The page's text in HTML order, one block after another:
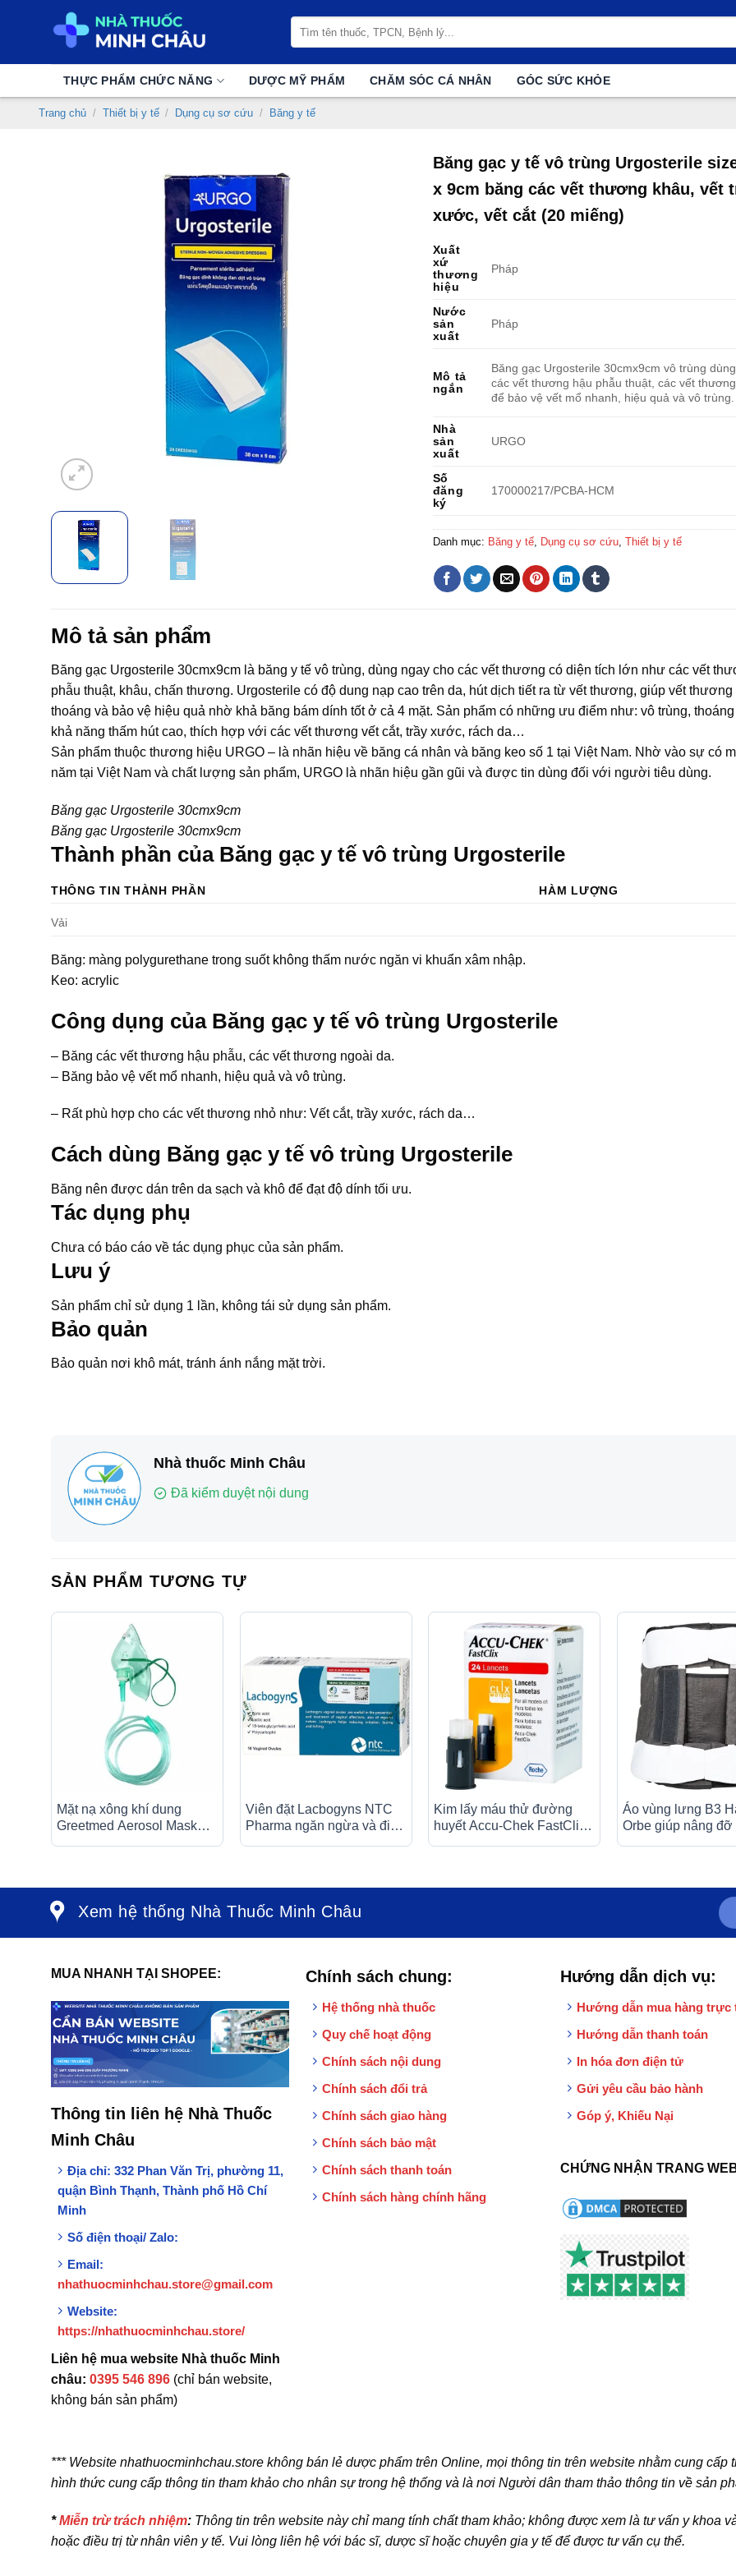
kiếm:
THỰC PHẨM CHỨC NĂNG DƯỢC MỸ PHẨM CHĂM SÓC CÁ NHÂN GÓC SỨC KHỎE
Trang chủ / Thiết bị y tế / Dụng cụ sơ cứu / Băng y tế
Băng gạc y tế vô trùng Urgosterile
x 9cm băng các vết thương khâu, vết
xước, vết cắt (20 miếng)
Xuất
xứ
thương
hiệu
Pháp
Nước
sản
xuất
Pháp
Mô tả
ngắn
Băng gạc Urgosterile 30cmx9cm vô trùng
các vết thương hậu phẫu thuật, các vết
để bảo vệ vết mổ nhanh, hiệu quả và vô trùng.
Nhà
sản
xuất
URGO
Số
đăng
ký
170000217/PCBA-HCM
Danh mục: Băng y tế, Dụng cụ sơ cứu, Thiết bị y tế
Mô tả sản phẩm
Băng gạc Urgosterile 30cmx9cm là băng y tế vô trùng, dùng ngay cho các vết thương có diện tích lớn như các vết
phẫu thuật, khâu, chấn thương. Urgosterile có độ dung nạp cao trên da, hút dịch tiết ra từ vết thương, giúp vết thương
thoáng và bảo vệ hiệu quả nhờ khả băng bám dính tốt ở cả 4 mặt. Sản phẩm có những ưu điểm như: vô trùng,
khả năng thấm hút cao, thích hợp với các vết thương vết cắt, trầy xước, rách da…
Sản phẩm thuộc thương hiệu URGO – là nhãn hiệu về băng cá nhân và băng keo số 1 tại Việt Nam. Nhờ vào sự có
năm tại Việt Nam và chất lượng sản phẩm, URGO là nhãn hiệu gần gũi và được tin dùng đối với người tiêu dùng.
Băng gạc Urgosterile 30cmx9cm
Băng gạc Urgosterile 30cmx9cm
Thành phần của Băng gạc y tế vô trùng Urgosterile
THÔNG TIN THÀNH PHẦN HÀM LƯỢNG
Vải
Băng: màng polygurethane trong suốt không thấm nước ngăn vi khuẩn xâm nhập.
Keo: acrylic
Công dụng của Băng gạc y tế vô trùng Urgosterile
– Băng các vết thương hậu phẫu, các vết thương ngoài da.
– Băng bảo vệ vết mổ nhanh, hiệu quả và vô trùng.
– Rất phù hợp cho các vết thương nhỏ như: Vết cắt, trầy xước, rách da…
Cách dùng Băng gạc y tế vô trùng Urgosterile
Băng nên được dán trên da sạch và khô để đạt độ dính tối ưu.
Tác dụng phụ
Chưa có báo cáo về tác dụng phục của sản phẩm.
Lưu ý
Sản phẩm chỉ sử dụng 1 lần, không tái sử dụng sản phẩm.
Bảo quản
Bảo quản nơi khô mát, tránh ánh nắng mặt trời.
Nhà thuốc Minh Châu
Đã kiểm duyệt nội dung
SẢN PHẨM TƯƠNG TỰ
Mặt nạ xông khí dung
Greetmed Aerosol Mask
Viên đặt Lacbogyns NTC
Pharma ngăn ngừa và điều
Kim lấy máu thử đường
huyết Accu-Chek FastClik
Áo vùng lưng B3
Orbe giúp nâng đỡ
Xem hệ thống Nhà Thuốc Minh Châu
MUA NHANH TẠI SHOPEE:
Thông tin liên hệ Nhà Thuốc
Minh Châu
Địa chỉ: 332 Phan Văn Trị, phường 11,
quận Bình Thạnh, Thành phố Hồ Chí
Minh
Số điện thoại/ Zalo:
Email:
nhathuocminhchau.store@gmail.com
Website:
https://nhathuocminhchau.store/
Liên hệ mua website Nhà thuốc Minh
châu: 0395 546 896(chỉ bán website,
không bán sản phẩm)
Chính sách chung:
Hệ thống nhà thuốc
Quy chế hoạt động
Chính sách nội dung
Chính sách đổi trả
Chính sách giao hàng
Chính sách bảo mật
Chính sách thanh toán
Chính sách hàng chính hãng
Hướng dẫn dịch vụ:
Hướng dẫn mua hàng trực
Hướng dẫn thanh toán
In hóa đơn điện tử
Gửi yêu cầu bảo hành
Góp ý, Khiếu Nại
CHỨNG NHẬN TRANG
*** Website nhathuocminhchau.store không bán lẻ dược phẩm trên Online, mọi thông tin trên website nhằm cung
hình thức cung cấp thông tin tham khảo cho nhân sự trong hệ thống và là nơi Người dân tham thảo thông tin về sản
*Miễn trừ trách nhiệm: Thông tin trên website này chỉ mang tính chất tham khảo; không được xem là tư vấn y khoa
hoặc điều trị từ nhân viên y tế. Vui lòng liên hệ với bác sĩ, dược sĩ hoặc chuyên gia y tế để được tư vấn cụ thể.